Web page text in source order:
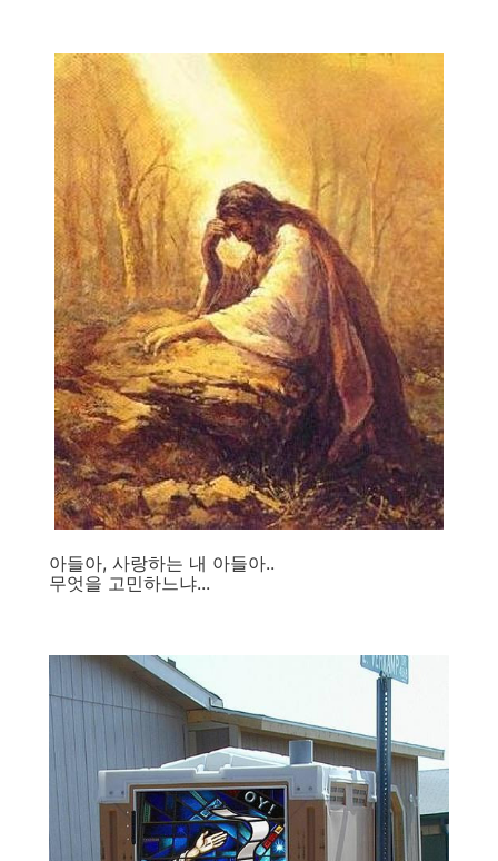
아들아, 사랑하는 내 아들아..
무엇을 고민하느냐...